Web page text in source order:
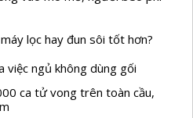
lọc hay đun sôi tốt hơn?
việc ngủ không dùng gối
ca tử vong trên toàn cầu,